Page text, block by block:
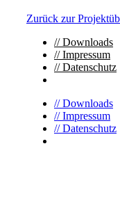
Zurück zur
// Downloads
// Impressum
// Datenschutz
// Downloads
// Impressum
// Datenschutz